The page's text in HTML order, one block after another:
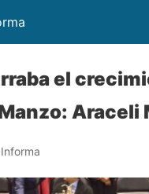
el
Araceli